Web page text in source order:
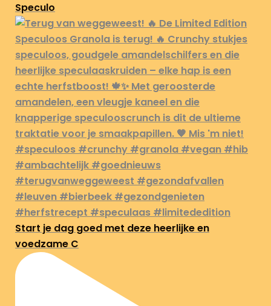
Speculo
Start je dag goed met deze heerlijke en
voedzame C